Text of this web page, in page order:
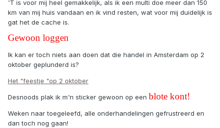
'T is voor mij heel gemakkelijk, als ik een multi doe meer dan 150
km van mij huis vandaan en ik vind resten, wat voor mij duidelijk is
gat het de cache is.
Gewoon loggen
Ik kan er toch niets aan doen dat die handel in Amsterdam op 2
oktober geplunderd is?
Het "feestje "op 2 oktober
Desnoods plak ik m'n sticker gewoon op een blote kont!
Weken naar toegeleefd, alle onderhandelingen gefrustreerd en
dan toch nog gaan!